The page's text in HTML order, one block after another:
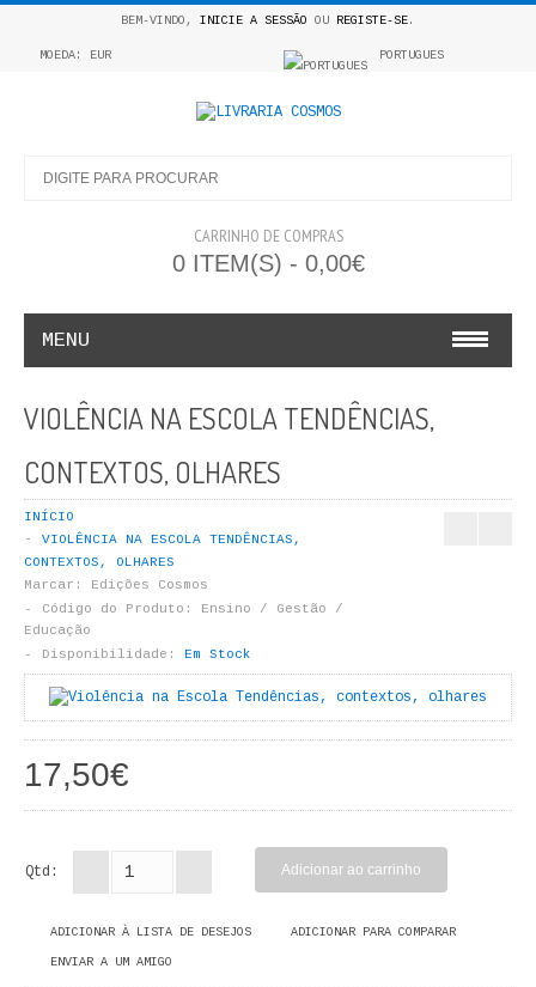
BEM-VINDO, INICIE A SESSÃO OU REGISTE-SE.
MOEDA: EUR PORTUGUES
CARRINHO DE COMPRAS
0 ITEM(S) - 0,00€
MENU
COLEÇÃO APRENDE A COLORIR
LIVROS DE PINTAR
INFANTO - JUVENIL
ANTROPOLOGIA E SOCIOLOGIA
COLEÇÃO RAÍZES
ARQUITECTURA
CADERNOS HUMANITAS
DIREITO
VIOLÊNCIA NA ESCOLA TENDÊNCIAS,
CONTEXTOS, OLHARES
INÍCIO
VIOLÊNCIA NA ESCOLA TENDÊNCIAS,
CONTEXTOS, OLHARES
Marcar:
Edições Cosmos
Código do Produto:
Ensino / Gestão /
Educação
Disponibilidade:
Em Stock
17,50€
Qtd:
ADICIONAR À LISTA DE DESEJOS ADICIONAR PARA COMPARAR
ENVIAR A UM AMIGO